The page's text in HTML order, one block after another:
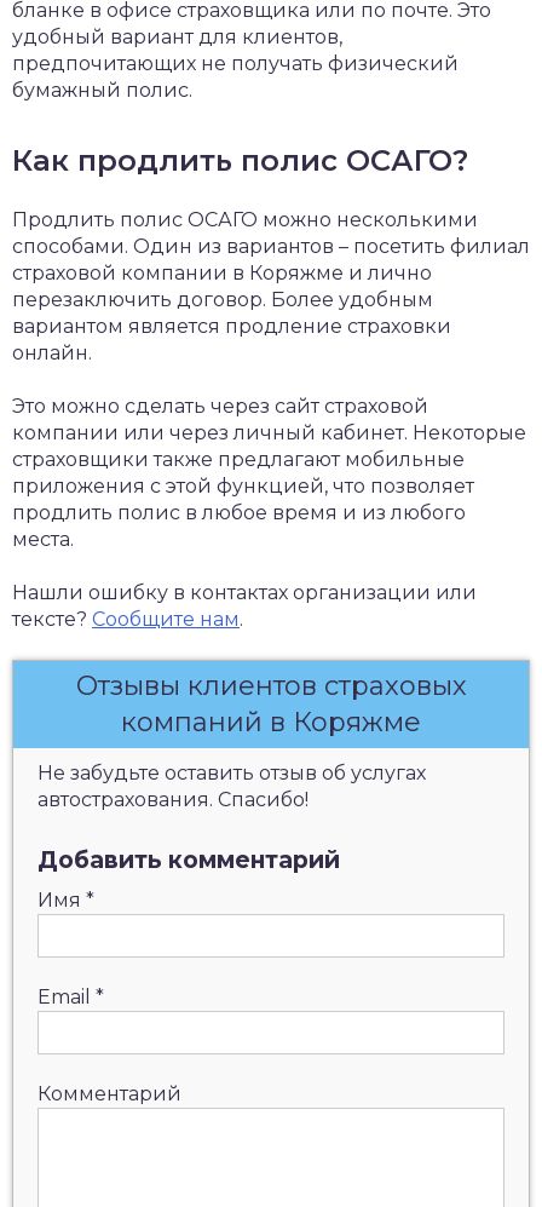
бланке в офисе страховщика или по почте. Это
удобный вариант для клиентов,
предпочитающих не получать физический
бумажный полис.
Как продлить полис ОСАГО?
Продлить полис ОСАГО можно несколькими
способами. Один из вариантов – посетить филиал
страховой компании в Коряжме и лично
перезаключить договор. Более удобным
вариантом является продление страховки
онлайн.
Это можно сделать через сайт страховой
компании или через личный кабинет. Некоторые
страховщики также предлагают мобильные
приложения с этой функцией, что позволяет
продлить полис в любое время и из любого
места.
Нашли ошибку в контактах организации или
тексте? Сообщите нам.
Отзывы клиентов страховых
компаний в Коряжме
Не забудьте оставить отзыв об услугах
автострахования. Спасибо!
Добавить комментарий
Имя *
Email *
Комментарий